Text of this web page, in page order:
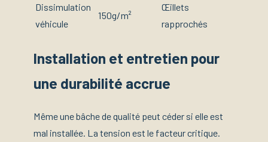
Dissimulation
véhicule
150g/m²
Œillets
rapprochés
Installation et entretien pour
une durabilité accrue
Même une bâche de qualité peut céder si elle est
mal installée. La tension est le facteur critique.